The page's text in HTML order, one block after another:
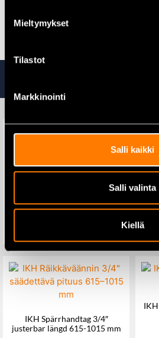
Mieltymykset
Tilastot
Markkinointi
Salli kaikki
Salli valinta
Kiellä
Knipex sidavbitare 140 mm
33,65€
IKH Spärrhandtag 3/4″
justerbar längd 615-1015 mm